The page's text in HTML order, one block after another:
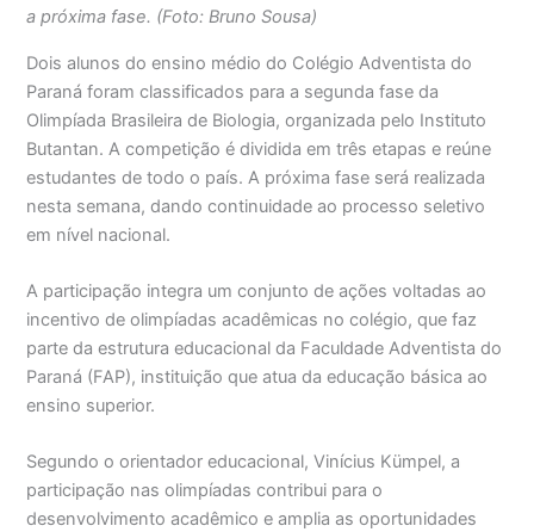
a próxima fase. (Foto: Bruno Sousa)
Dois alunos do ensino médio do Colégio Adventista do
Paraná foram classificados para a segunda fase da
Olimpíada Brasileira de Biologia, organizada pelo Instituto
Butantan. A competição é dividida em três etapas e reúne
estudantes de todo o país. A próxima fase será realizada
nesta semana, dando continuidade ao processo seletivo
em nível nacional.
A participação integra um conjunto de ações voltadas ao
incentivo de olimpíadas acadêmicas no colégio, que faz
parte da estrutura educacional da Faculdade Adventista do
Paraná (FAP), instituição que atua da educação básica ao
ensino superior.
Segundo o orientador educacional, Vinícius Kümpel, a
participação nas olimpíadas contribui para o
desenvolvimento acadêmico e amplia as oportunidades